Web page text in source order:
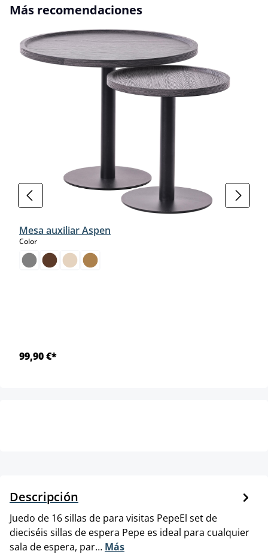
Omitir la galería de productos
Más recomendaciones
Mesa auxiliar Aspen
Colorselect
99,90 €*
Descripción
Juedo de 16 sillas de para visitas PepeEl set de
dieciséis sillas de espera Pepe es ideal para cualquier
sala de espera, par… Más